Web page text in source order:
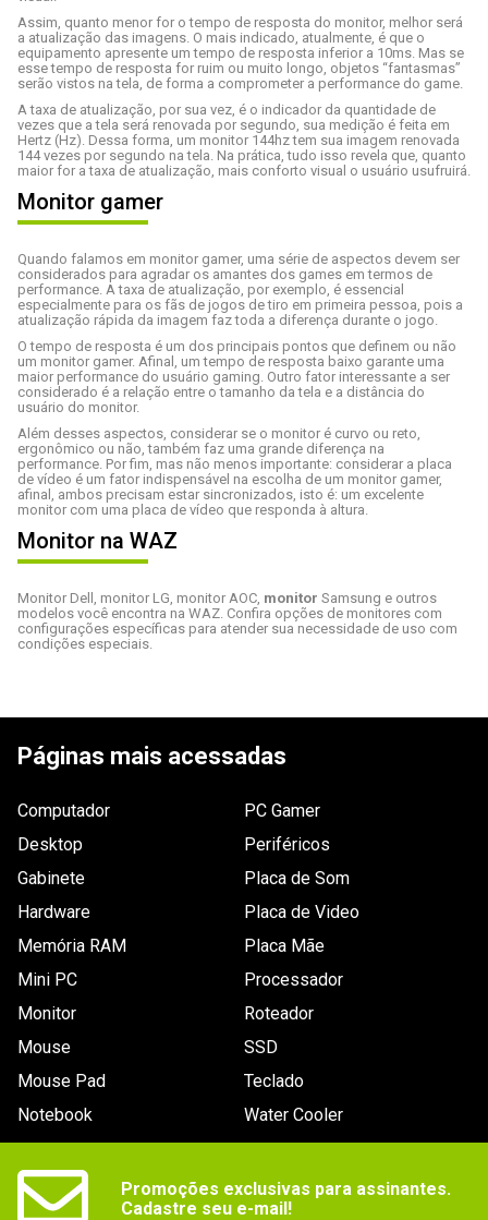
Assim, quanto menor for o tempo de resposta do monitor, melhor será
a atualização das imagens. O mais indicado, atualmente, é que o
equipamento apresente um tempo de resposta inferior a 10ms. Mas se
esse tempo de resposta for ruim ou muito longo, objetos “fantasmas”
serão vistos na tela, de forma a comprometer a performance do game.
A taxa de atualização, por sua vez, é o indicador da quantidade de
vezes que a tela será renovada por segundo, sua medição é feita em
Hertz (Hz). Dessa forma, um monitor 144hz tem sua imagem renovada
144 vezes por segundo na tela. Na prática, tudo isso revela que, quanto
maior for a taxa de atualização, mais conforto visual o usuário usufruirá.
Monitor gamer
Quando falamos em monitor gamer, uma série de aspectos devem ser
considerados para agradar os amantes dos games em termos de
performance. A taxa de atualização, por exemplo, é essencial
especialmente para os fãs de jogos de tiro em primeira pessoa, pois a
atualização rápida da imagem faz toda a diferença durante o jogo.
O tempo de resposta é um dos principais pontos que definem ou não
um monitor gamer. Afinal, um tempo de resposta baixo garante uma
maior performance do usuário gaming. Outro fator interessante a ser
considerado é a relação entre o tamanho da tela e a distância do
usuário do monitor.
Além desses aspectos, considerar se o monitor é curvo ou reto,
ergonômico ou não, também faz uma grande diferença na
performance. Por fim, mas não menos importante: considerar a placa
de vídeo é um fator indispensável na escolha de um monitor gamer,
afinal, ambos precisam estar sincronizados, isto é: um excelente
monitor com uma placa de vídeo que responda à altura.
Monitor na WAZ
Monitor Dell, monitor LG, monitor AOC, monitor Samsung e outros
modelos você encontra na WAZ. Confira opções de monitores com
configurações específicas para atender sua necessidade de uso com
condições especiais.
Páginas mais acessadas
Computador
Desktop
Gabinete
Hardware
Memória RAM
Mini PC
Monitor
Mouse
Mouse Pad
Notebook
PC Gamer
Periféricos
Placa de Som
Placa de Video
Placa Mãe
Processador
Roteador
SSD
Teclado
Water Cooler
Promoções exclusivas para assinantes.
Cadastre seu e-mail!